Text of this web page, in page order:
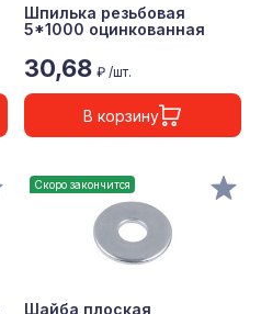
Шпилька резьбовая
5*1000 оцинкованная
30,68 ₽ /шт.
В корзину
Скоро закончится
Шайба плоская